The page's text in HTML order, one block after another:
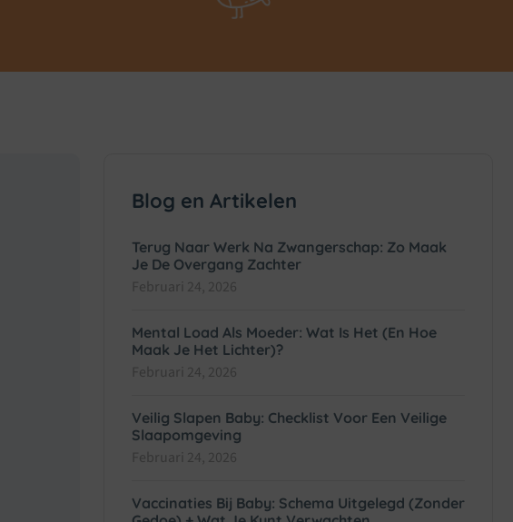
Blog en Artikelen
Terug Naar Werk Na Zwangerschap: Zo Maak
Je De Overgang Zachter
Februari 24, 2026
Mental Load Als Moeder: Wat Is Het (en Hoe
Maak Je Het Lichter)?
Februari 24, 2026
Veilig Slapen Baby: Checklist Voor Een Veilige
Slaapomgeving
Februari 24, 2026
Vaccinaties Bij Baby: Schema Uitgelegd (zonder